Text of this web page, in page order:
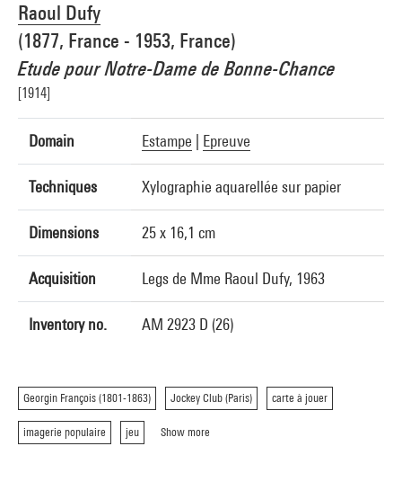
Raoul Dufy
(1877, France - 1953, France)
Etude pour Notre-Dame de Bonne-Chance
[1914]
Domain Estampe Epreuve
Techniques Xylographie aquarellée sur papier
Dimensions 25 x 16,1 cm
Acquisition Legs de Mme Raoul Dufy, 1963
Inventory no. AM 2923 D (26)
Georgin François (1801-1863) Jockey Club (Paris) carte à jouer
imagerie populaire jeu Show more
Contemporain-Epinal
© Adagp, Paris
Photo credits : Joëlle Laurençon - Conseil départemental des Vosges
Image reference : 5A04487